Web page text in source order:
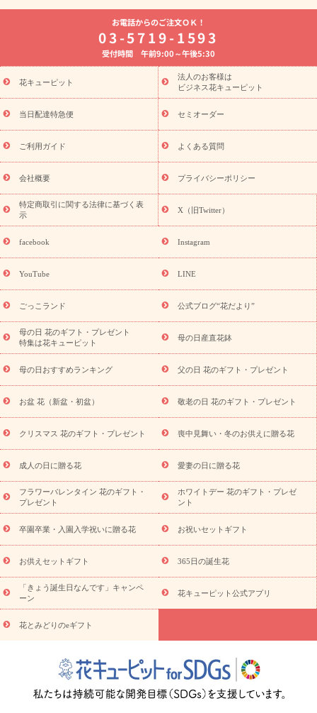
よく贈られる花
お祝いの花特集
誕生日フラワーギフト特集
8月の誕生花(トルコキキョウ)
開店・開業祝い
お供え・お悔やみ お供え・お悔やみの花
通夜・葬儀に贈る花 胡蝶蘭・花鉢
ーブドフラワー
季節のイベント
ひまわり ギフト・プレゼント
特集
お盆 花（新盆・初盆） 季節のイベント
お盆 花（新
盆・初盆）
お盆 花（新盆・初盆）
お盆・お供え 花とセットギ
フト
お盆・お供え プリザーブドフラワー
ひまわり ギフト・プ
レゼント特集
夏の花贈り・お中元・暑中見舞い 花のギフト特集
敬老の日におくる花ギフト・プレゼント特集
花ギフト・プレゼント特集
敬老の日 花のおすすめランキング
敬
老の日 花鉢植えのギフト・プレゼント特集
敬老の日 花とセットギ
フト・プレゼント特集
敬老の日の花 全てのギフト一覧
キャン
ペーン
映画『ウォーターガーディアンズ』コラボキャンペーン
「きょう誕生日なんです」キャンペーン
誕生日の花を探す
誕生日フラワーギフト 誕生日フラワーギフト特集
(トルコキキョウ)
9月の誕生花(リンドウ)
ら探す
お祝いの花特集 当日配達特急便 お祝い商品一覧
念日
結婚祝い 出産祝い 退院祝い・快気祝い
寿祝い
プチギフト ペットのお祝いフラワー
供え・お悔やみ商品一覧
お供え・お悔やみの花
四十九日法要以
お供え プリザーブドフラワー
ペットのお供えフラワー
お盆（新
盆・初盆）
その他 お祝い返し お見舞い
お取り寄せギフト
ビジネス用
ご自宅用 観葉植物 ミディ胡蝶蘭
プリザーブ
ドフラワー
スタイルから探す アレンジメント 花束
スタ
ンド花
お祝い お供え・お悔やみ 胡蝶蘭 胡蝶蘭・花鉢
ディ胡蝶蘭・お祝い
ミディ胡蝶蘭・お供え
世界初の青色胡蝶蘭
観葉植物
観葉植物 産直多肉植物
プリザーブドフラワー
お祝い
お供え・お悔やみ 花とセットギフト
セミオーダー
プチギフト（hanamore -ハナモア-）
花とみどりのeギフト
キューピットのeGfit
カラー ピンク イエローオレンジ
レッ
ド
お花の種類 トルコキキョウ
お祝い お祝い・3000円～ お祝い・4000円～
お祝い・
5000円～
お祝い・7000円～ お祝い・ 10000円～
お供え・お
悔やみ
円～
お供え・お悔やみ・
読み物
いのマナー
定年退職祝いのマナー
お祝いを贈るときのマナー・
花キューピットのお祝いコラム一覧
誕生日のお花を「色
彩心理学」で選ぶ方法
結婚祝いの予算相場
出産祝いお役立ち情
お電話からのご注文ＯＫ！
03-5719-1593
受付時間 午前9:00～午後5:30
花キューピット
法人のお客様は
ビジネス花キューピット
当日配達特急便 セミオーダー
ご利用ガイド よくある質問
会社概要 プライバシーポリシー
特定商取引に関する法律に基づく表
示
X（旧Twitter）
facebook Instagram
YouTube LINE
ごっこランド 公式ブログ“花だより”
母の日 花のギフト・プレゼント
特集は花キューピット
母の日産直花鉢
母の日おすすめランキング 父の日 花のギフト・プレゼント
お盆 花（新盆・初盆） 敬老の日 花のギフト・プレゼント
クリスマス 花のギフト・プレゼント 喪中見舞い・冬のお供えに贈る花
成人の日に贈る花 愛妻の日に贈る花
フラワーバレンタイン 花のギフト・
プレゼント
ホワイトデー 花のギフト・プレゼ
ント
卒園卒業・入園入学祝いに贈る花 お祝いセットギフト
お供えセットギフト 365日の誕生花
「きょう誕生日なんです」キャンペ
ーン
花キューピット公式アプリ
花とみどりのeギフト